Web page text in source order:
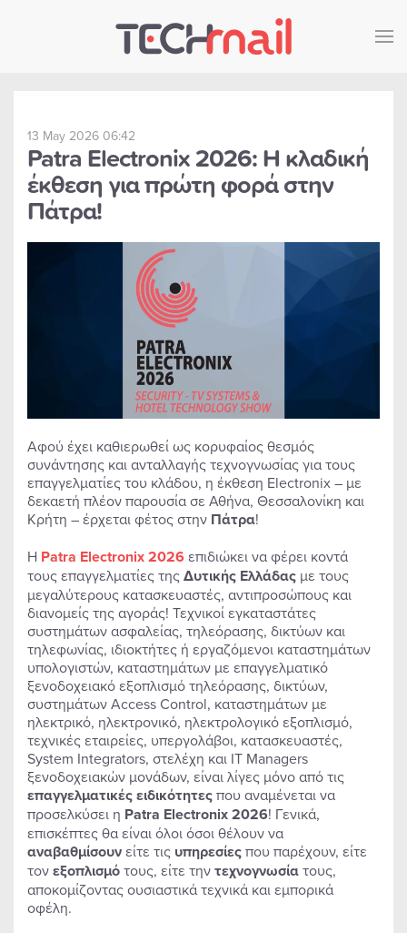
Skip to main content
13 May 2026 06:42
Patra Electronix 2026: Η κλαδική
έκθεση για πρώτη φορά στην
Πάτρα!
Αφού έχει καθιερωθεί ως κορυφαίος θεσμός
συνάντησης και ανταλλαγής τεχνογνωσίας για τους
επαγγελματίες του κλάδου, η έκθεση Electronix – με
δεκαετή πλέον παρουσία σε Αθήνα, Θεσσαλονίκη και
Κρήτη – έρχεται φέτος στην Πάτρα!
Η Patra Electronix 2026επιδιώκει να φέρει κοντά
τους επαγγελματίες τηςΔυτικής Ελλάδας με τους
μεγαλύτερους κατασκευαστές, αντιπροσώπους και
διανομείς της αγοράς! Τεχνικοί εγκαταστάτες
συστημάτων ασφαλείας, τηλεόρασης, δικτύων και
τηλεφωνίας, ιδιοκτήτες ή εργαζόμενοι καταστημάτων
υπολογιστών, καταστημάτων με επαγγελματικό
ξενοδοχειακό εξοπλισμό τηλεόρασης, δικτύων,
συστημάτων Access Control, καταστημάτων με
ηλεκτρικό, ηλεκτρονικό, ηλεκτρολογικό εξοπλισμό,
τεχνικές εταιρείες, υπεργολάβοι, κατασκευαστές,
System Integrators, στελέχη και IT Managers
ξενοδοχειακών μονάδων, είναι λίγες μόνο από τις
επαγγελματικές ειδικότητεςπου αναμένεται να
προσελκύσει η Patra Electronix 2026! Γενικά,
επισκέπτες θα είναι όλοι όσοι θέλουν να
αναβαθμίσουνείτε τις υπηρεσίεςπου παρέχουν, είτε
τονεξοπλισμότους, είτε τηντεχνογνωσίατους,
αποκομίζοντας ουσιαστικά τεχνικά και εμπορικά
οφέλη.